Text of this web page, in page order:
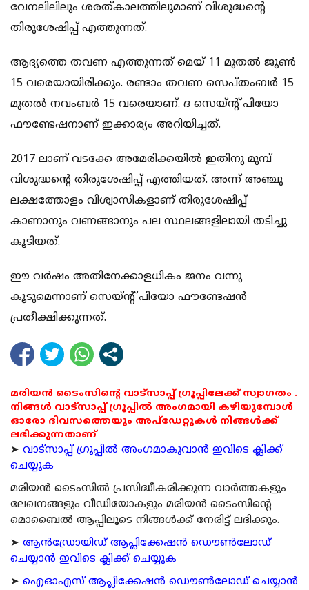
വേനലിലിലും ശരത്കാലത്തിലുമാണ് വിശുദ്ധന്റെ
തിരുശേഷിപ്പ് എത്തുന്നത്.
ആദ്യത്തെ തവണ എത്തുന്നത് മെയ് 11 മുതല്‍ ജൂണ്‍
15 വരെയായിരിക്കും. രണ്ടാം തവണ സെപ്തംബര്‍ 15
മുതല്‍ നവംബര്‍ 15 വരെയാണ്. ദ സെയ്ന്റ് പിയോ
ഫൗണ്ടേഷനാണ് ഇക്കാര്യം അറിയിച്ചത്.
2017 ലാണ് വടക്കേ അമേരിക്കയില്‍ ഇതിനു മുമ്പ്
വിശുദ്ധന്റെ തിരുശേഷിപ്പ് എത്തിയത്. അന്ന് അഞ്ചു
ലക്ഷത്തോളം വിശ്വാസികളാണ് തിരുശേഷിപ്പ്
കാണാനും വണങ്ങാനും പല സ്ഥലങ്ങളിലായി തടിച്ചു
കൂടിയത്.
ഈ വര്‍ഷം അതിനേക്കാളധികം ജനം വന്നു
കൂടുമെന്നാണ് സെയ്ന്റ് പിയോ ഫൗണ്ടേഷന്‍
പ്രതീക്ഷിക്കുന്നത്.
മരിയൻ ടൈംസിന്റെ വാട്സാപ്പ് ഗ്രൂപ്പിലേക്ക് സ്വാഗതം .
നിങ്ങൾ വാട്സാപ്പ് ഗ്രൂപ്പിൽ അംഗമായി കഴിയുമ്പോൾ
ഓരോ ദിവസത്തെയും അപ്ഡേറ്റുകൾ നിങ്ങൾക്ക്
ലഭിക്കുന്നതാണ്
➤ വാട്സാപ്പ് ഗ്രൂപ്പിൽ അംഗമാകുവാൻ ഇവിടെ ക്ലിക്ക്
ചെയ്യുക
മരിയന്‍ ടൈംസില്‍ പ്രസിദ്ധീകരിക്കുന്ന വാര്‍ത്തകളും
ലേഖനങ്ങളും വീഡിയോകളും മരിയന്‍ ടൈംസിന്റെ
മൊബൈല്‍ ആപ്പിലൂടെ നിങ്ങള്‍ക്ക് നേരിട്ട് ലഭിക്കും.
➤ ആന്‍ഡ്രോയിഡ് ആപ്ലിക്കേഷന്‍ ഡൌണ്‍ലോഡ്
ചെയ്യാന്‍ ഇവിടെ ക്ലിക്ക് ചെയ്യുക
➤ ഐഓഎസ് ആപ്ലിക്കേഷന്‍ ഡൌണ്‍ലോഡ് ചെയ്യാന്‍